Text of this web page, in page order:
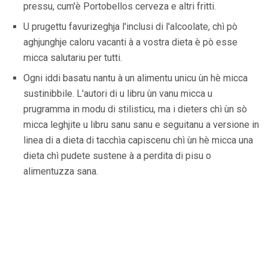
pressu, cum'è Portobellos cerveza e altri fritti.
U prugettu favurizeghja l'inclusi di l'alcoolate, chì pò
aghjunghje caloru vacanti à a vostra dieta è pò esse
micca salutariu per tutti.
Ogni iddi basatu nantu à un alimentu unicu ùn hè micca
sustinibbile. L'autori di u libru ùn vanu micca u
prugramma in modu di stilisticu, ma i dieters chì ùn sò
micca leghjite u libru sanu sanu e seguitanu a versione in
linea di a dieta di tacchìa capiscenu chì ùn hè micca una
dieta chì pudete sustene à a perdita di pisu o
alimentuzza sana.